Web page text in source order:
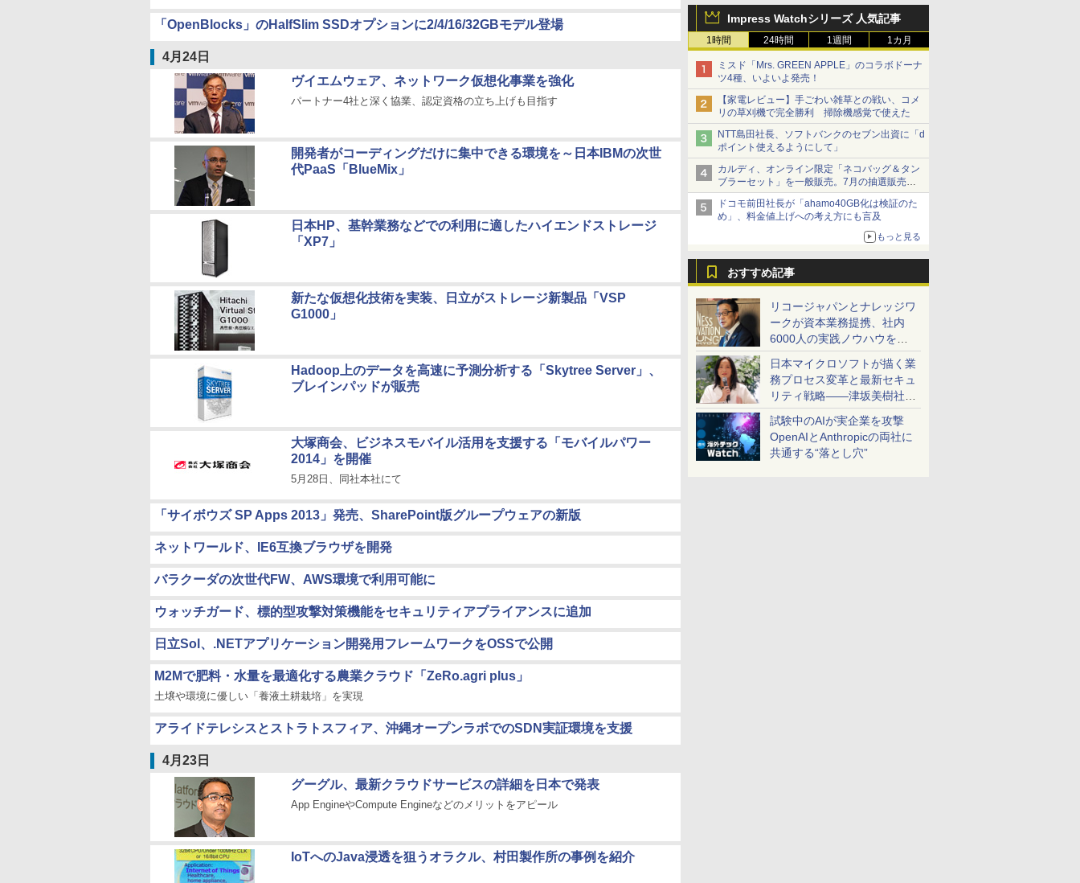
Impress Watchシリーズ 人気記事
1時間 24時間 1週間 1カ月
ミスド「Mrs. GREEN APPLE」のコラボドーナ
ツ4種、いよいよ発売！
【家電レビュー】手ごわい雑草との戦い、コメ
リの草刈機で完全勝利 掃除機感覚で使えた
NTT島田社長、ソフトバンクのセブン出資に「d
ポイント使えるようにして」
カルディ、オンライン限定「ネコバッグ＆タン
ブラーセット」を一般販売。7月の抽選販売の
当選無効分
ドコモ前田社長が「ahamo40GB化は検証のた
め」、料金値上げへの考え方にも言及
もっと見る
おすすめ記事
リコージャパンとナレッジワ
ークが資本業務提携、社内
6000人の実践ノウハウを生
かした「AI商談記録 for
RICOH」を展開へ
日本マイクロソフトが描く業
務プロセス変革と最新セキュ
リティ戦略――津坂美樹社長
が2027年度戦略を説明
試験中のAIが実企業を攻撃
OpenAIとAnthropicの両社に
共通する“落とし穴”
「OpenBlocks」のHalfSlim SSDオプションに2/4/16/32GBモデル登場
4月24日
ヴイエムウェア、ネットワーク仮想化事業を強化
パートナー4社と深く協業、認定資格の立ち上げも目指す
開発者がコーディングだけに集中できる環境を～日本IBMの次世
代PaaS「BlueMix」
日本HP、基幹業務などでの利用に適したハイエンドストレージ
「XP7」
新たな仮想化技術を実装、日立がストレージ新製品「VSP
G1000」
Hadoop上のデータを高速に予測分析する「Skytree Server」、
ブレインパッドが販売
大塚商会、ビジネスモバイル活用を支援する「モバイルパワー
2014」を開催
5月28日、同社本社にて
「サイボウズ SP Apps 2013」発売、SharePoint版グループウェアの新版
ネットワールド、IE6互換ブラウザを開発
バラクーダの次世代FW、AWS環境で利用可能に
ウォッチガード、標的型攻撃対策機能をセキュリティアプライアンスに追加
日立Sol、.NETアプリケーション開発用フレームワークをOSSで公開
M2Mで肥料・水量を最適化する農業クラウド「ZeRo.agri plus」
土壌や環境に優しい「養液土耕栽培」を実現
アライドテレシスとストラトスフィア、沖縄オープンラボでのSDN実証環境を支援
4月23日
グーグル、最新クラウドサービスの詳細を日本で発表
App EngineやCompute Engineなどのメリットをアピール
IoTへのJava浸透を狙うオラクル、村田製作所の事例を紹介